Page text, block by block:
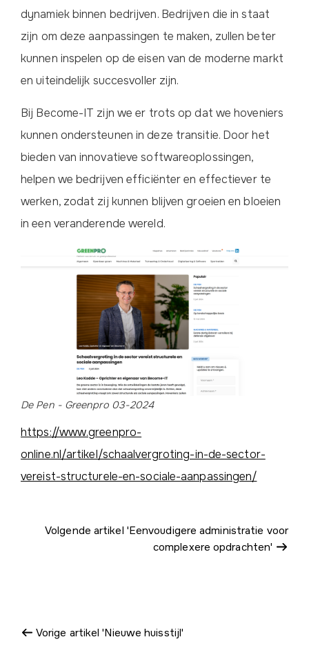
dynamiek binnen bedrijven. Bedrijven die in staat
zijn om deze aanpassingen te maken, zullen beter
kunnen inspelen op de eisen van de moderne markt
en uiteindelijk succesvoller zijn.
Bij Become-IT zijn we er trots op dat we hoveniers
kunnen ondersteunen in deze transitie. Door het
bieden van innovatieve softwareoplossingen,
helpen we bedrijven efficiënter en effectiever te
werken, zodat zij kunnen blijven groeien en bloeien
in een veranderende wereld.
De Pen - Greenpro 03-2024
https://www.greenpro-
online.nl/artikel/schaalvergroting-in-de-sector-
vereist-structurele-en-sociale-aanpassingen/
Volgende artikel 'Eenvoudigere administratie voor
complexere opdrachten'
Vorige artikel 'Nieuwe huisstijl'